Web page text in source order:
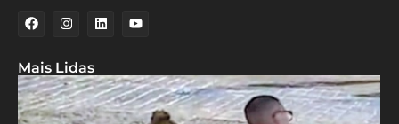
Mais Lidas